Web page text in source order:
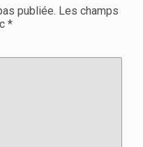
publiée. Les champs
*